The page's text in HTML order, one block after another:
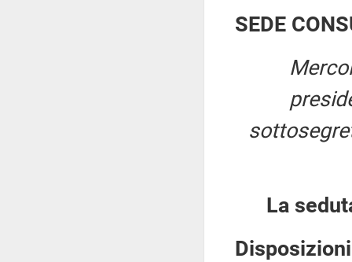
SEDE
La